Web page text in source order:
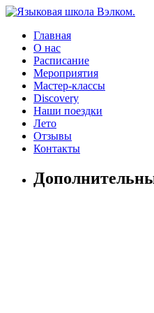
Главная
О нас
Расписание
Мероприятия
Мастер-классы
Discovery
Наши поездки
Лето
Отзывы
Контакты